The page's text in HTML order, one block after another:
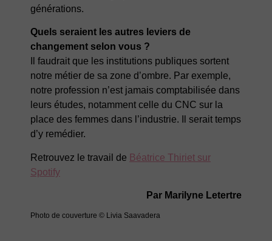
générations.
Quels seraient les autres leviers de
changement selon vous ?
Il faudrait que les institutions publiques sortent
notre métier de sa zone d’ombre. Par exemple,
notre profession n’est jamais comptabilisée dans
leurs études, notamment celle du CNC sur la
place des femmes dans l’industrie. Il serait temps
d’y remédier.
Retrouvez le travail de Béatrice Thiriet sur
Spotify
Par Marilyne Letertre
Photo de couverture © Livia Saavadera